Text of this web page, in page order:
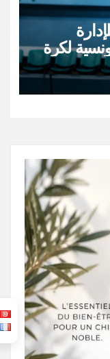
لكرة